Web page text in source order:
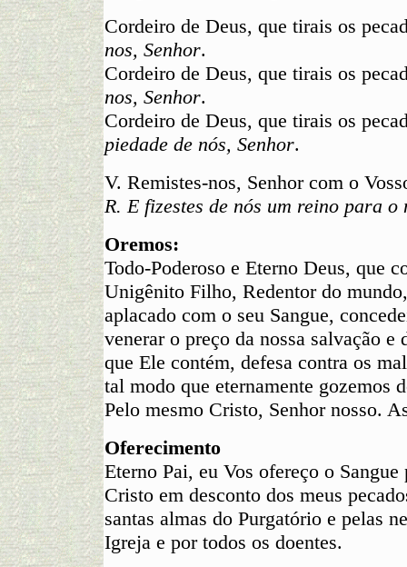
Cordeiro de Deus, que tirais os
nos, Senhor.
Cordeiro de Deus, que tirais os
nos, Senhor.
Cordeiro de Deus, que tirais os
piedade de nós, Senhor.
V. Remistes-nos, Senhor com o
R. E fizestes de nós um reino para o
Oremos:
Todo-Poderoso e Eterno Deus, que
Unigênito Filho, Redentor do
aplacado com o seu Sangue,
venerar o preço da nossa salvação e
que Ele contém, defesa contra os
tal modo que eternamente gozemos
Pelo mesmo Cristo, Senhor nosso.
Oferecimento
Eterno Pai, eu Vos ofereço o
Cristo em desconto dos meus
santas almas do Purgatório e pelas
Igreja e por todos os doentes.